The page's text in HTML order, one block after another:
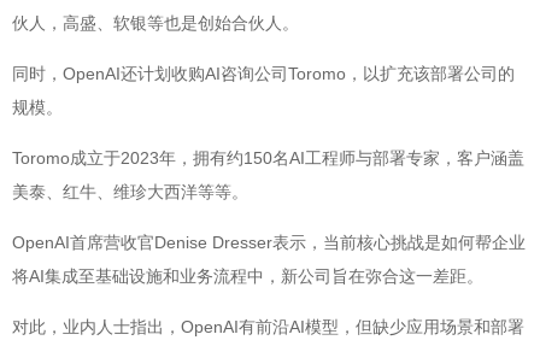
伙人，高盛、软银等也是创始合伙人。
同时，OpenAI还计划收购AI咨询公司Toromo，以扩充该部署公司的
规模。
Toromo成立于2023年，拥有约150名AI工程师与部署专家，客户涵盖
美泰、红牛、维珍大西洋等等。
OpenAI首席营收官Denise Dresser表示，当前核心挑战是如何帮企业
将AI集成至基础设施和业务流程中，新公司旨在弥合这一差距。
对此，业内人士指出，OpenAI有前沿AI模型，但缺少应用场景和部署